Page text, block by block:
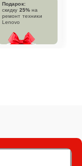
Подарок:
скидку 25% на
ремонт техники
Lenovo